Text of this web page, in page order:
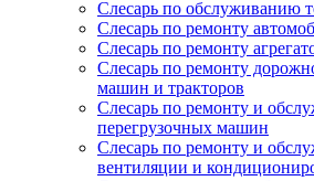
Слесарь по обслуживанию
Слесарь по ремонту
Слесарь по ремонту
Слесарь по ремонту
машин и тракторов
Слесарь по ремонту и
перегрузочных машин
Слесарь по ремонту и
вентиляции и